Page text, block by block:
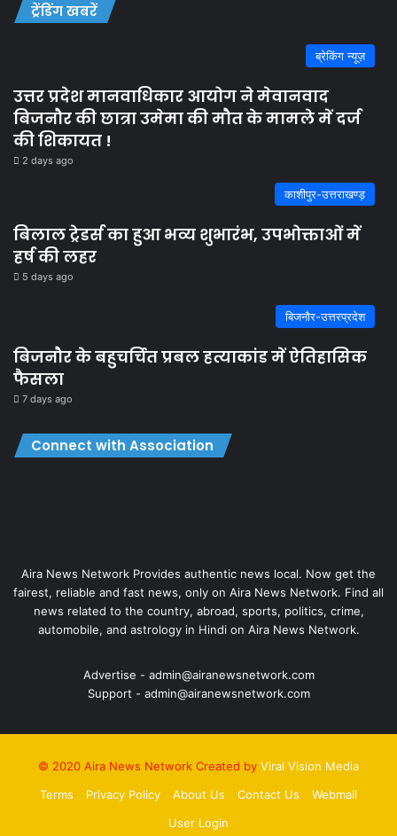
ट्रेंडिंग खबरें
ब्रेकिंग न्यूज़
उत्तर प्रदेश मानवाधिकार आयोग ने मेवानवाद
बिजनौर की छात्रा उमेमा की मौत के मामले में दर्ज
की शिकायत !
2 days ago
काशीपुर-उत्तराखण्ड़
बिलाल ट्रेडर्स का हुआ भव्य शुभारंभ, उपभोक्ताओं में
हर्ष की लहर
5 days ago
बिजनौर-उत्तरप्रदेश
बिजनौर के बहुचर्चित प्रबल हत्याकांड में ऐतिहासिक
फैसला
7 days ago
Connect with Association
Aira News Network Provides authentic news local. Now get the
fairest, reliable and fast news, only on Aira News Network. Find all
news related to the country, abroad, sports, politics, crime,
automobile, and astrology in Hindi on Aira News Network.
Advertise - admin@airanewsnetwork.com
Support - admin@airanewsnetwork.com
© 2020 Aira News Network Created by Viral Vision Media
Terms
Privacy Policy About Us Contact Us
Webmail
User Login